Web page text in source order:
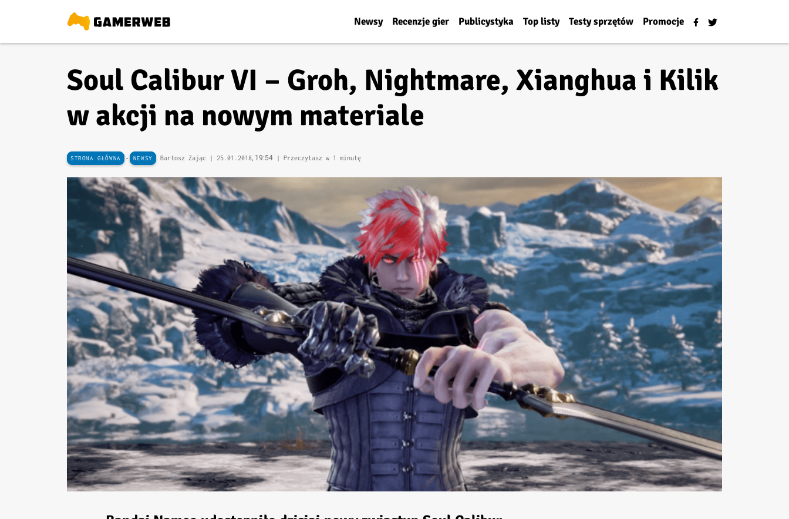
Newsy Recenzje gier Publicystyka Top listy Testy sprzętów Promocje
Soul Calibur VI – Groh, Nightmare, Xianghua i Kilik
w akcji na nowym materiale
STRONA GŁÓWNA - NEWSY Bartosz Zając | 25.01.2018, 19:54 | Przeczytasz w 1 minutę